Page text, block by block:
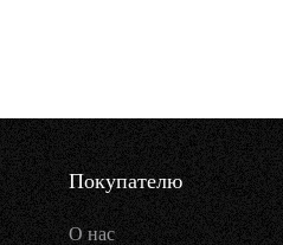
Покупателю
О нас